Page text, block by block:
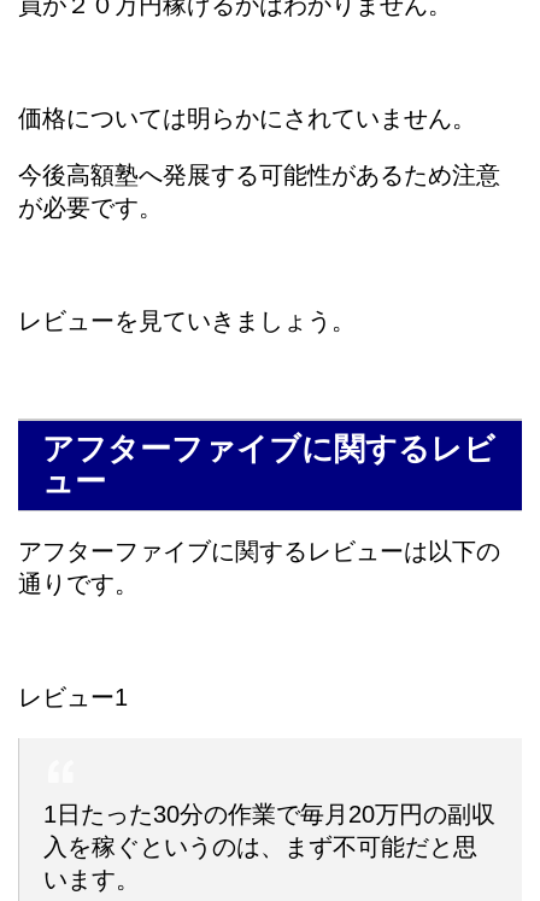
価格については明らかにされていません。
今後高額塾へ発展する可能性があるため注意
が必要です。
レビューを見ていきましょう。
アフターファイブに関するレビ
ュー
アフターファイブに関するレビューは以下の
通りです。
レビュー1
1日たった30分の作業で毎月20万円の副収
入を稼ぐというのは、まず不可能だと思
います。